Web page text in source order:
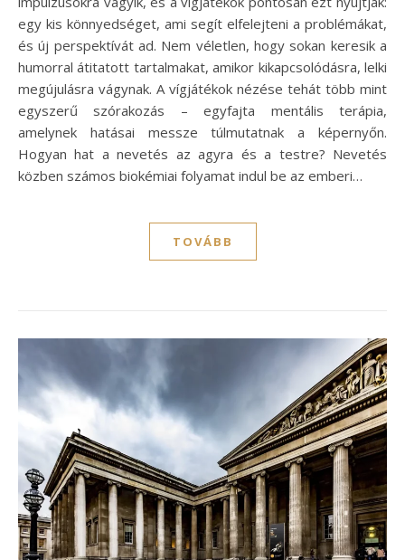
egy kis könnyedséget, ami segít elfelejteni a problémákat,
és új perspektívát ad. Nem véletlen, hogy sokan keresik a
humorral átitatott tartalmakat, amikor kikapcsolódásra, lelki
megújulásra vágynak. A vígjátékok nézése tehát több mint
egyszerű szórakozás – egyfajta mentális terápia,
amelynek hatásai messze túlmutatnak a képernyőn.
Hogyan hat a nevetés az agyra és a testre? Nevetés
közben számos biokémiai folyamat indul be az emberi…
TOVÁBB